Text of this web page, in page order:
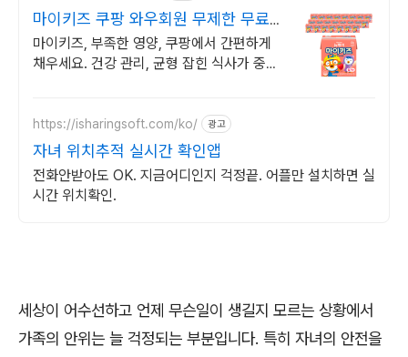
마이키즈 쿠팡 와우회원 무제한 무료배
송
마이키즈, 부족한 영양, 쿠팡에서 간편하게
채우세요. 건강 관리, 균형 잡힌 식사가 중요
https://isharingsoft.com/ko/ 광고
자녀 위치추적 실시간 확인앱
전화안받아도 OK. 지금어디인지 걱정끝. 어플만 설치하면 실
시간 위치확인.
세상이 어수선하고 언제 무슨일이 생길지 모르는 상황에서
가족의 안위는 늘 걱정되는 부분입니다. 특히 자녀의 안전을